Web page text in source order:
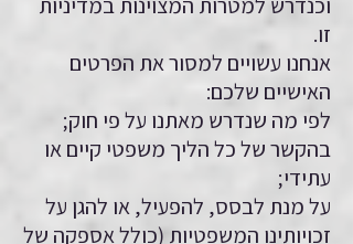
זו.
אנחנו עשויים למסור את הפרטים
האישיים שלכם:
לפי מה שנדרש מאתנו על פי חוק;
בהקשר של כל הליך משפטי קיים או
עתידי;
על מנת לבסס, להפעיל, או להגן על
זכויותינו המשפטיות (כולל אספקה של